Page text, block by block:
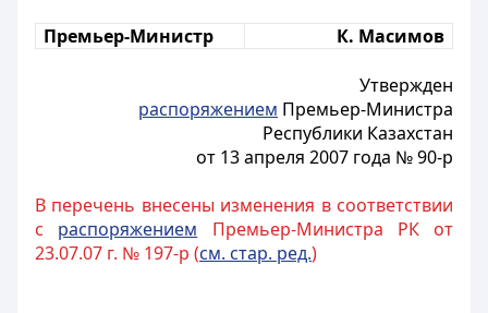
Премьер-Министр К. Масимов
Утвержден
распоряжением Премьер-Министра
Республики Казахстан
от 13 апреля 2007 года № 90-р
В перечень внесены изменения в соответствии
с распоряжением Премьер-Министра РК от
23.07.07 г. № 197-р (см. стар. ред.)